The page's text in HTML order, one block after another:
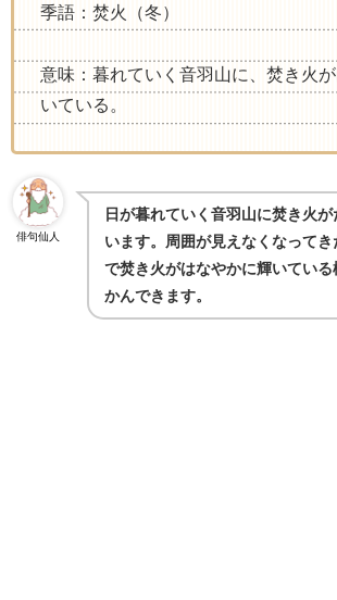
季語：焚火（冬）
意味：暮れていく音羽山に、焚き火
いている。
俳句仙人
日が暮れていく音羽山に焚き火が
います。周囲が見えなくなってき
で焚き火がはなやかに輝いている
かんできます。